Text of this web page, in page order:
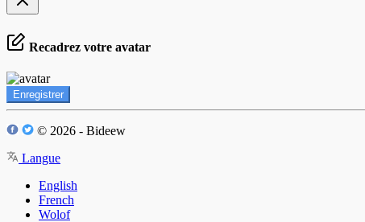
Recadrez votre avatar
Enregistrer
© 2026 - Bideew
Langue
English
French
Wolof